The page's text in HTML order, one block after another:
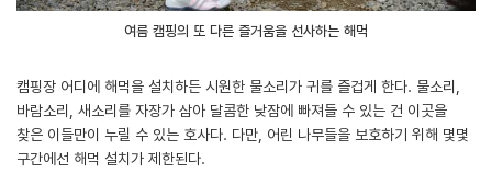
여름 캠핑의 또 다른 즐거움을 선사하는 해먹
캠핑장 어디에 해먹을 설치하든 시원한 물소리가 귀를 즐겁게 한다. 물소리,
바람소리, 새소리를 자장가 삼아 달콤한 낮잠에 빠져들 수 있는 건 이곳을
찾은 이들만이 누릴 수 있는 호사다. 다만, 어린 나무들을 보호하기 위해 몇몇
구간에선 해먹 설치가 제한된다.